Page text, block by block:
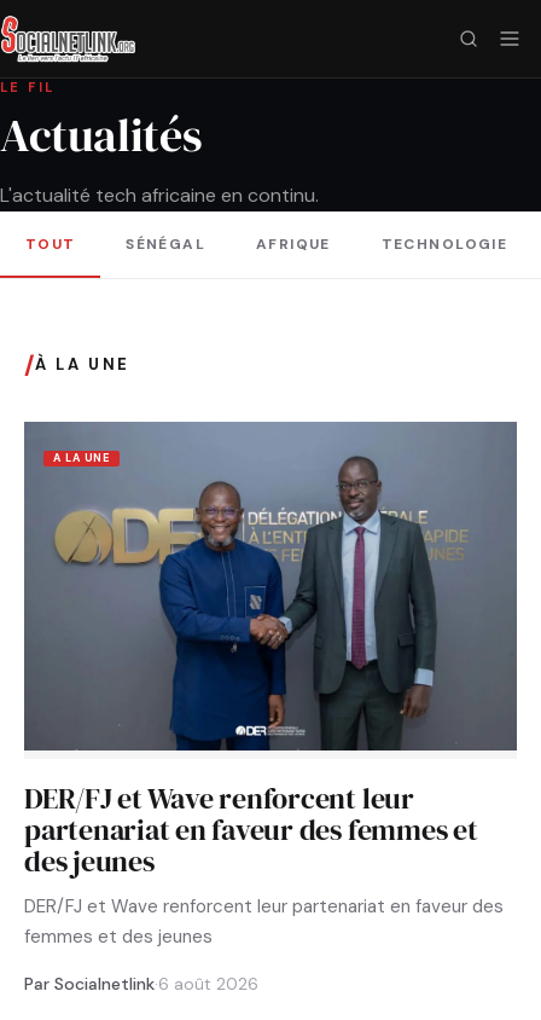
LE FIL
Actualités
L'actualité tech africaine en continu.
TOUT SÉNÉGAL AFRIQUE TECHNOLOGIE
/À LA UNE
A LA UNE
DER/FJ et Wave renforcent leur
partenariat en faveur des femmes et
des jeunes
DER/FJ et Wave renforcent leur partenariat en faveur des
femmes et des jeunes
Par Socialnetlink·6 août 2026